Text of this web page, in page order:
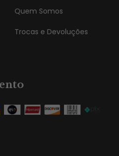
Quem Somos
Trocas e Devoluções